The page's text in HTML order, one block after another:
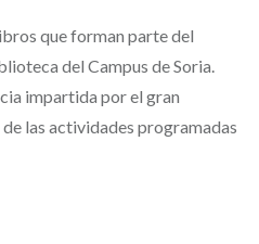
que forman parte del
del Campus de Soria.
impartida por el gran
las actividades programadas